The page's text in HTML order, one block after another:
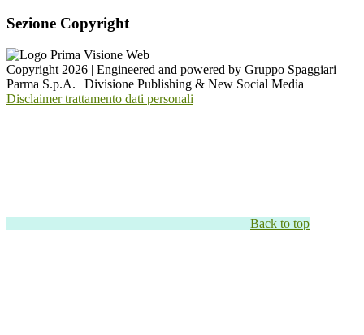
Sezione Copyright
Copyright 2026 | Engineered and powered by Gruppo Spaggiari
Parma S.p.A. | Divisione Publishing & New Social Media
Disclaimer trattamento dati personali
Back to top